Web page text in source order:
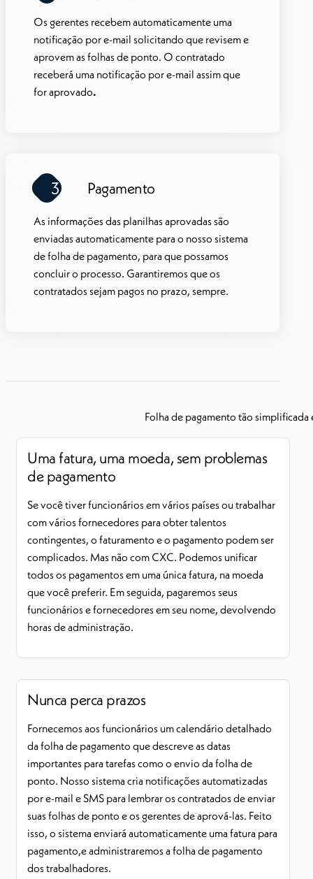
Os gerentes recebem automaticamente uma
notificação por e-mail solicitando que revisem e
aprovem as folhas de ponto. O contratado
receberá uma notificação por e-mail assim que
for aprovado.
3 Pagamento
As informações das planilhas aprovadas são
enviadas automaticamente para o nosso sistema
de folha de pagamento, para que possamos
concluir o processo. Garantiremos que os
contratados sejam pagos no prazo, sempre.
Folha de pagamento tão
Uma fatura, uma moeda, sem problemas
de pagamento
Se você tiver funcionários em vários países ou trabalhar
com vários fornecedores para obter talentos
contingentes, o faturamento e o pagamento podem ser
complicados. Mas não com CXC. Podemos unificar
todos os pagamentos em uma única fatura, na moeda
que você preferir. Em seguida, pagaremos seus
funcionários e fornecedores em seu nome, devolvendo
horas de administração.
Nunca perca prazos
Fornecemos aos funcionários um calendário detalhado
da folha de pagamento que descreve as datas
importantes para tarefas como o envio da folha de
ponto. Nosso sistema cria notificações automatizadas
por e-mail e SMS para lembrar os contratados de enviar
suas folhas de ponto e os gerentes de aprová-las. Feito
isso, o sistema enviará automaticamente uma fatura para
pagamento,e administraremos a folha de pagamento
dos trabalhadores.